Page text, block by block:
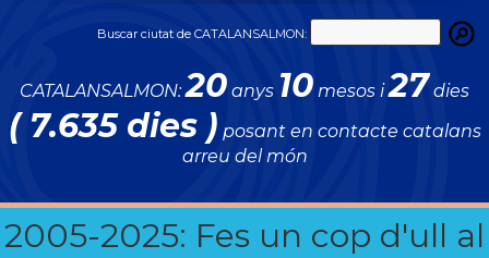
Buscar ciutat de CATALANSALMON:
CATALANSALMON:20 anys 10 mesos i27 dies
( 7.635 dies ) posant en contacte catalans
arreu del món
2005-2025: Fes un cop d'ull al